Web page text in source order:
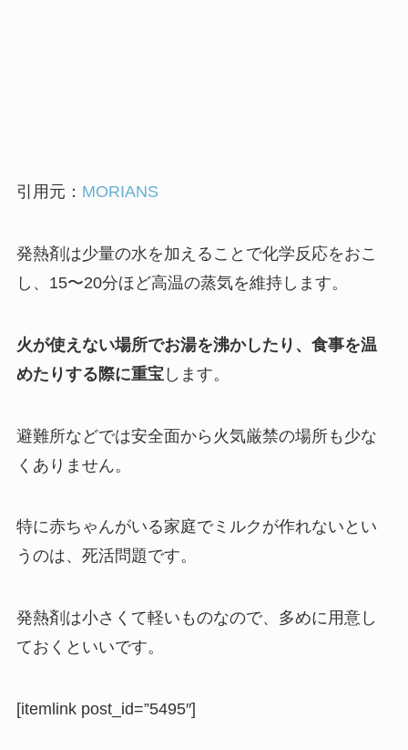
引用元： MORIANS
発熱剤は少量の水を加えることで化学反応をおこ
し、15〜20分ほど高温の蒸気を維持します。
火が使えない場所でお湯を沸かしたり、食事を温
めたりする際に重宝 します。
避難所などでは安全面から火気厳禁の場所も少な
くありません。
特に赤ちゃんがいる家庭でミルクが作れないとい
うのは、死活問題です。
発熱剤は小さくて軽いものなので、多めに用意し
ておくといいです。
[itemlink post_id=”5495″]